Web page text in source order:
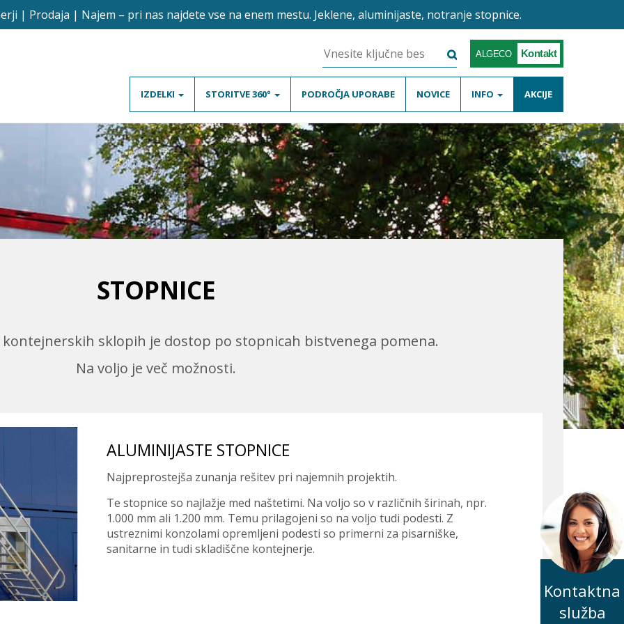
| Prodaja | Najem – pri nas najdete vse na enem mestu. Jeklene, aluminijaste, notranje stopnice.
ALGECO Kontakt
IZDELKI STORITVE 360° PODROČJA UPORABE NOVICE INFO AKCIJE
STOPNICE
sklopih je dostop po stopnicah bistvenega pomena.
Na voljo je več možnosti.
ALUMINIJASTE STOPNICE
Najpreprostejša zunanja rešitev pri najemnih projektih.
Te stopnice so najlažje med naštetimi. Na voljo so v različnih širinah, npr.
1.000 mm ali 1.200 mm. Temu prilagojeni so na voljo tudi podesti. Z
ustreznimi konzolami opremljeni podesti so primerni za pisarniške,
sanitarne in tudi skladiščne kontejnerje.
Kontaktna
služba